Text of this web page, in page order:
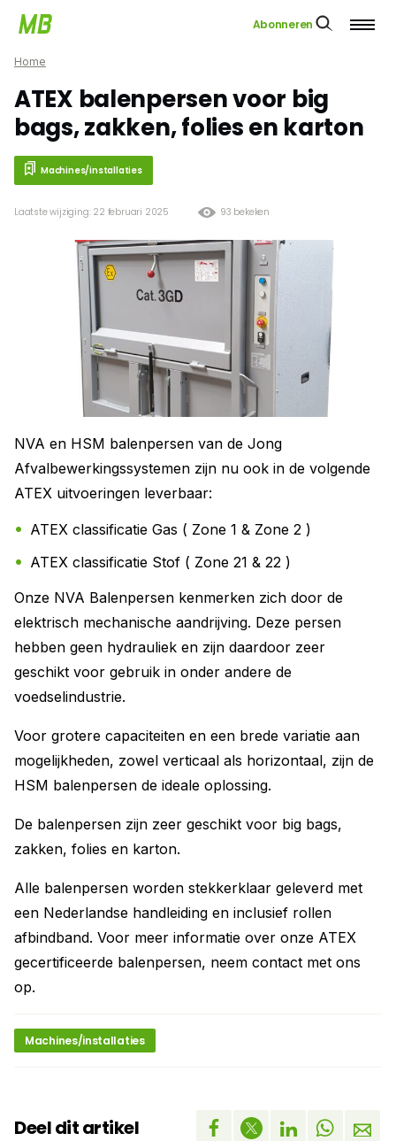
Abonneren
Home
ATEX balenpersen voor big
bags, zakken, folies en karton
Machines/installaties
93 bekeken
Laatste wijziging: 22 februari 2025
NVA en HSM balenpersen van de Jong
Afvalbewerkingssystemen zijn nu ook in de volgende
ATEX uitvoeringen leverbaar:
ATEX classificatie Gas ( Zone 1 & Zone 2 )
ATEX classificatie Stof ( Zone 21 & 22 )
Onze NVA Balenpersen kenmerken zich door de
elektrisch mechanische aandrijving. Deze persen
hebben geen hydrauliek en zijn daardoor zeer
geschikt voor gebruik in onder andere de
voedselindustrie.
Voor grotere capaciteiten en een brede variatie aan
mogelijkheden, zowel verticaal als horizontaal, zijn de
HSM balenpersen de ideale oplossing.
De balenpersen zijn zeer geschikt voor big bags,
zakken, folies en karton.
Alle balenpersen worden stekkerklaar geleverd met
een Nederlandse handleiding en inclusief rollen
afbindband. Voor meer informatie over onze ATEX
gecertificeerde balenpersen, neem contact met ons
op.
Machines/installaties
Deel dit artikel